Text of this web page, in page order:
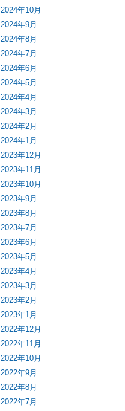
2024年10月
2024年9月
2024年8月
2024年7月
2024年6月
2024年5月
2024年4月
2024年3月
2024年2月
2024年1月
2023年12月
2023年11月
2023年10月
2023年9月
2023年8月
2023年7月
2023年6月
2023年5月
2023年4月
2023年3月
2023年2月
2023年1月
2022年12月
2022年11月
2022年10月
2022年9月
2022年8月
2022年7月